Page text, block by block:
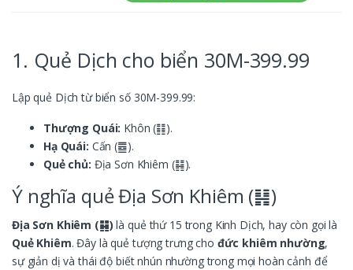
1. Quẻ Dịch cho biển 30M-399.99
Lập quẻ Dịch từ biển số 30M-399.99:
Thượng Quái: Khôn (䷁).
Hạ Quái: Cấn (䷉).
Quẻ chủ: Địa Sơn Khiêm (䷎).
Ý nghĩa quẻ Địa Sơn Khiêm (䷎)
Địa Sơn Khiêm (䷎) là quẻ thứ 15 trong Kinh Dịch, hay còn gọi là
Quẻ Khiêm. Đây là quẻ tượng trưng cho đức khiêm nhường,
sự giản dị và thái độ biết nhún nhường trong mọi hoàn cảnh để